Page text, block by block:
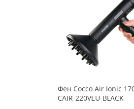
Фен Cocco Air Ionic
CAIR-220VEU-BLACK